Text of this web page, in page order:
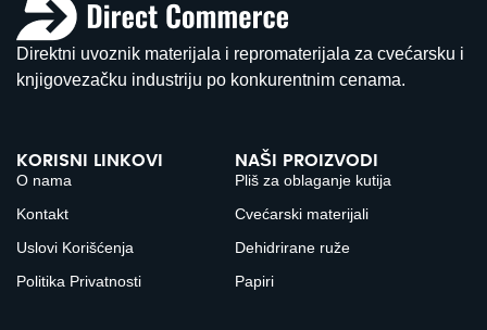
Direktni uvoznik materijala i repromaterijala za cvećarsku i
knjigovezačku industriju po konkurentnim cenama.
KORISNI LINKOVI
O nama
Kontakt
Uslovi Korišćenja
Politika Privatnosti
NAŠI PROIZVODI
Pliš za oblaganje kutija
Cvećarski materijali
Dehidrirane ruže
Papiri